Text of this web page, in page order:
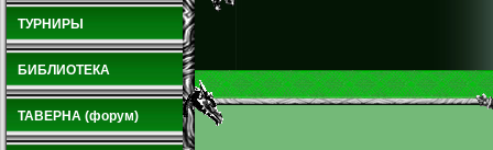
ТУРНИРЫ
БИБЛИОТЕКА
ТАВЕРНА (форум)